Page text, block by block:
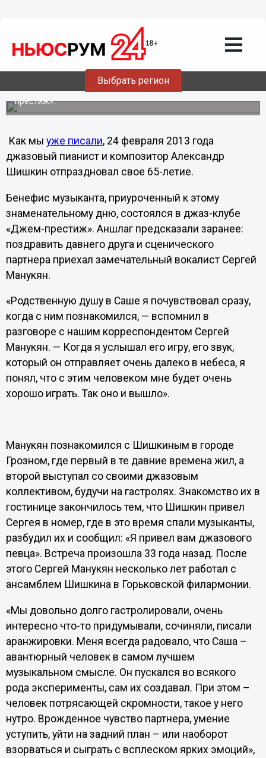
Выбрать регион
Известный нижегородский джазовый
пианист Александр Шишкин
отпраздновал свое 65-летие
Бенефис музыканта состоялся в джаз-клубе «Джем-
престиж».
Как мы уже писали, 24 февраля 2013 года
джазовый пианист и композитор Александр
Шишкин отпраздновал свое 65-летие.
Бенефис музыканта, приуроченный к этому
знаменательному дню, состоялся в джаз-клубе
«Джем-престиж». Аншлаг предсказали заранее:
поздравить давнего друга и сценического
партнера приехал замечательный вокалист Сергей
Манукян.
«Родственную душу в Саше я почувствовал сразу,
когда с ним познакомился, — вспомнил в
разговоре с нашим корреспондентом Сергей
Манукян. — Когда я услышал его игру, его звук,
который он отправляет очень далеко в небеса, я
понял, что с этим человеком мне будет очень
хорошо играть. Так оно и вышло».
Манукян познакомился с Шишкиным в городе
Грозном, где первый в те давние времена жил, а
второй выступал со своими джазовым
коллективом, будучи на гастролях. Знакомство их в
гостинице закончилось тем, что Шишкин привел
Сергея в номер, где в это время спали музыканты,
разбудил их и сообщил: «Я привел вам джазового
певца». Встреча произошла 33 года назад. После
этого Сергей Манукян несколько лет работал с
ансамблем Шишкина в Горьковской филармонии.
«Мы довольно долго гастролировали, очень
интересно что-то придумывали, сочиняли, писали
аранжировки. Меня всегда радовало, что Саша –
авантюрный человек в самом лучшем
музыкальном смысле. Он пускался во всякого
рода эксперименты, сам их создавал. При этом –
человек потрясающей скромности, такое у него
нутро. Врожденное чувство партнера, умение
уступить, уйти на задний план – или наоборот
взорваться и сыграть с всплеском ярких эмоций»,